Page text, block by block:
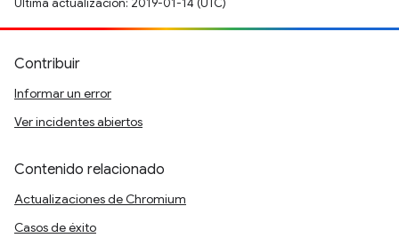
Última actualización: 2019-01-14 (UTC)
Contribuir
Informar un error
Ver incidentes abiertos
Contenido relacionado
Actualizaciones de Chromium
Casos de éxito